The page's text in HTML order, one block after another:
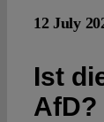
12 July
Ist
AfD?